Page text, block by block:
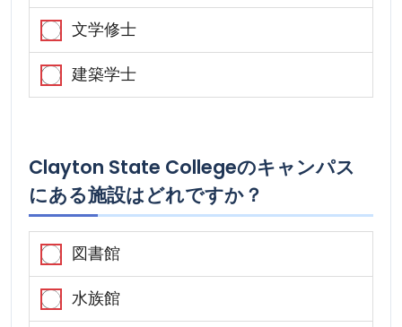
文学修士
建築学士
Clayton State Collegeのキャンパス
にある施設はどれですか？
図書館
水族館